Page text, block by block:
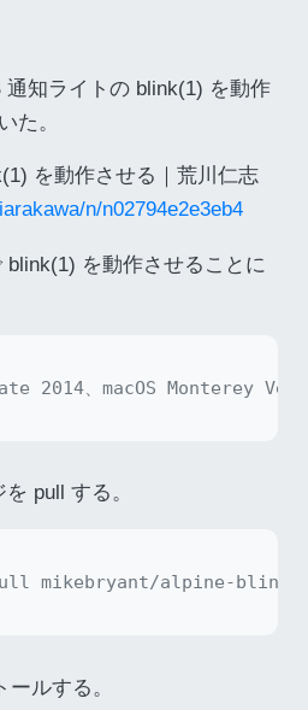
知ライトの blink(1) を動作
た。
を動作させる｜荒川仁志
n/n02794e2e3eb4
を動作させることに
pull する。
ールする。